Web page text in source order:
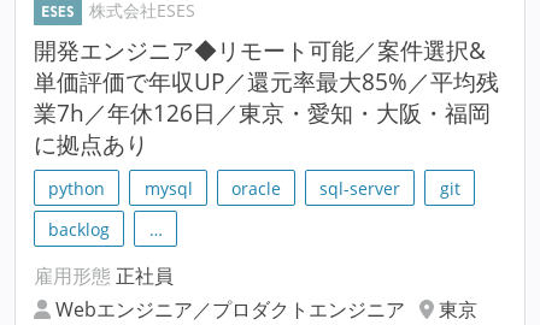
株式会社ESES
開発エンジニア◆リモート可能／案件選択&
単価評価で年収UP／還元率最大85%／平均残
業7h／年休126日／東京・愛知・大阪・福岡
に拠点あり
python mysql oracle sql-server
git
backlog
…
雇用形態 正社員
Webエンジニア／プロダクトエンジニア
東京